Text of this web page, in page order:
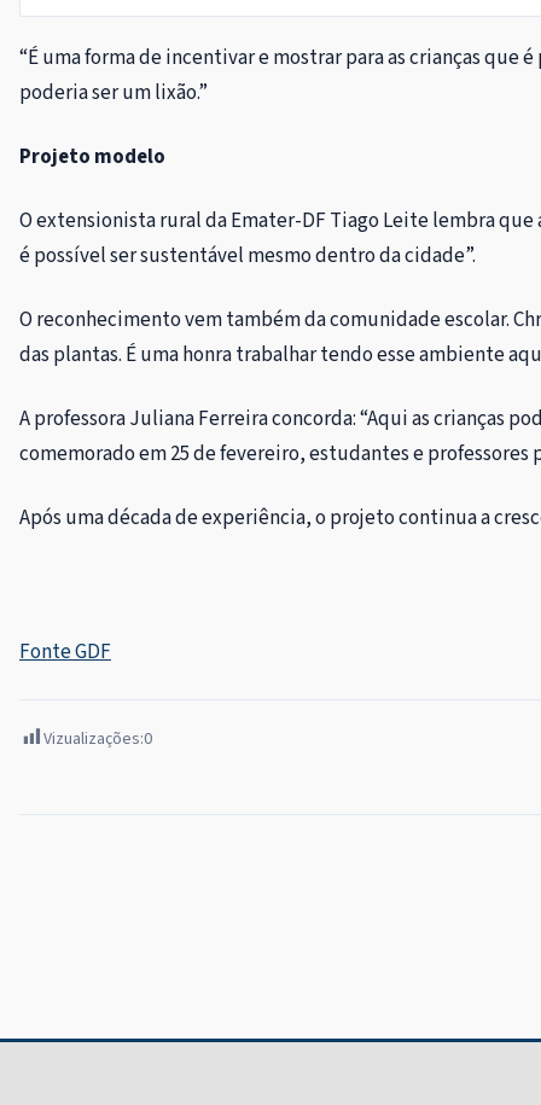
“É uma forma de incentivar e mostrar para as crianças
poderia ser um lixão.”
Projeto modelo
O extensionista rural da Emater-DF Tiago Leite lembra
é possível ser sustentável mesmo dentro da cidade”.
O reconhecimento vem também da comunidade escolar.
das plantas. É uma honra trabalhar tendo esse ambiente
A professora Juliana Ferreira concorda: “Aqui as crianças
comemorado em 25 de fevereiro, estudantes e
Após uma década de experiência, o projeto continua a
Fonte GDF
Vizualizações:0